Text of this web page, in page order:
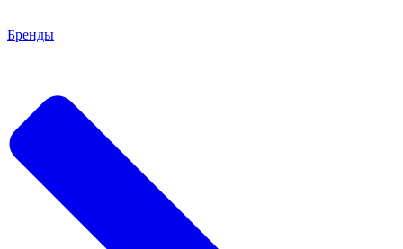
Бренды